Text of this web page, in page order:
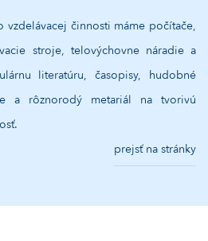
vzdelávacej činnosti máme počítače,
stroje, telovýchovne náradie a
literatúru, časopisy, hudobné
a rôznorodý metariál na tvorivú
prejsť na stránky